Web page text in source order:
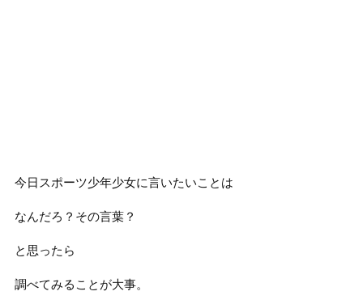
今日スポーツ少年少女に言いたいことは
なんだろ？その言葉？
と思ったら
調べてみることが大事。